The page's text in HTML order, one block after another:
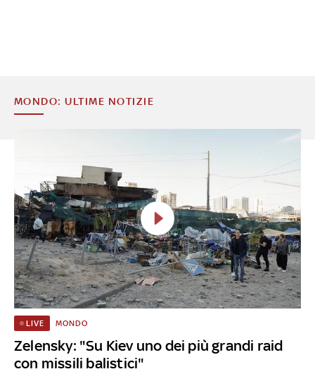
MONDO: ULTIME NOTIZIE
Zelensky: "Su Kiev uno dei più grandi raid
con missili balistici"
LIVE MONDO